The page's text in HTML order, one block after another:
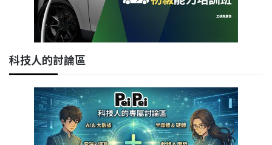
科技人的討論區